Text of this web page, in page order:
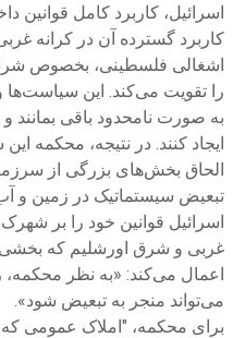
اسرائیل، کاربرد کامل قوانین
کاربرد گسترده آن در کرانه
را تقویت می‌کند. این
به صورت نامحدود باقی بمانند
ایجاد کنند. در نتیجه، محکمه
الحاق بخش‌های بزرگی از
تبعیض سیستماتیک در زمین و
اسرائیل قوانین خود را بر
غربی و شرق اورشلیم که
اعمال می‌کند: «به نظر محکمه،
می‌تواند منجر به تبعیض شود».
برای محکمه، "املاک عمومی